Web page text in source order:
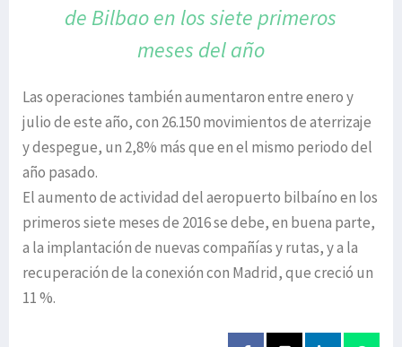
de Bilbao en los siete primeros
meses del año
Las operaciones también aumentaron entre enero y
julio de este año, con 26.150 movimientos de aterrizaje
y despegue, un 2,8% más que en el mismo periodo del
año pasado.
El aumento de actividad del aeropuerto bilbaíno en los
primeros siete meses de 2016 se debe, en buena parte,
a la implantación de nuevas compañías y rutas, y a la
recuperación de la conexión con Madrid, que creció un
11 %.